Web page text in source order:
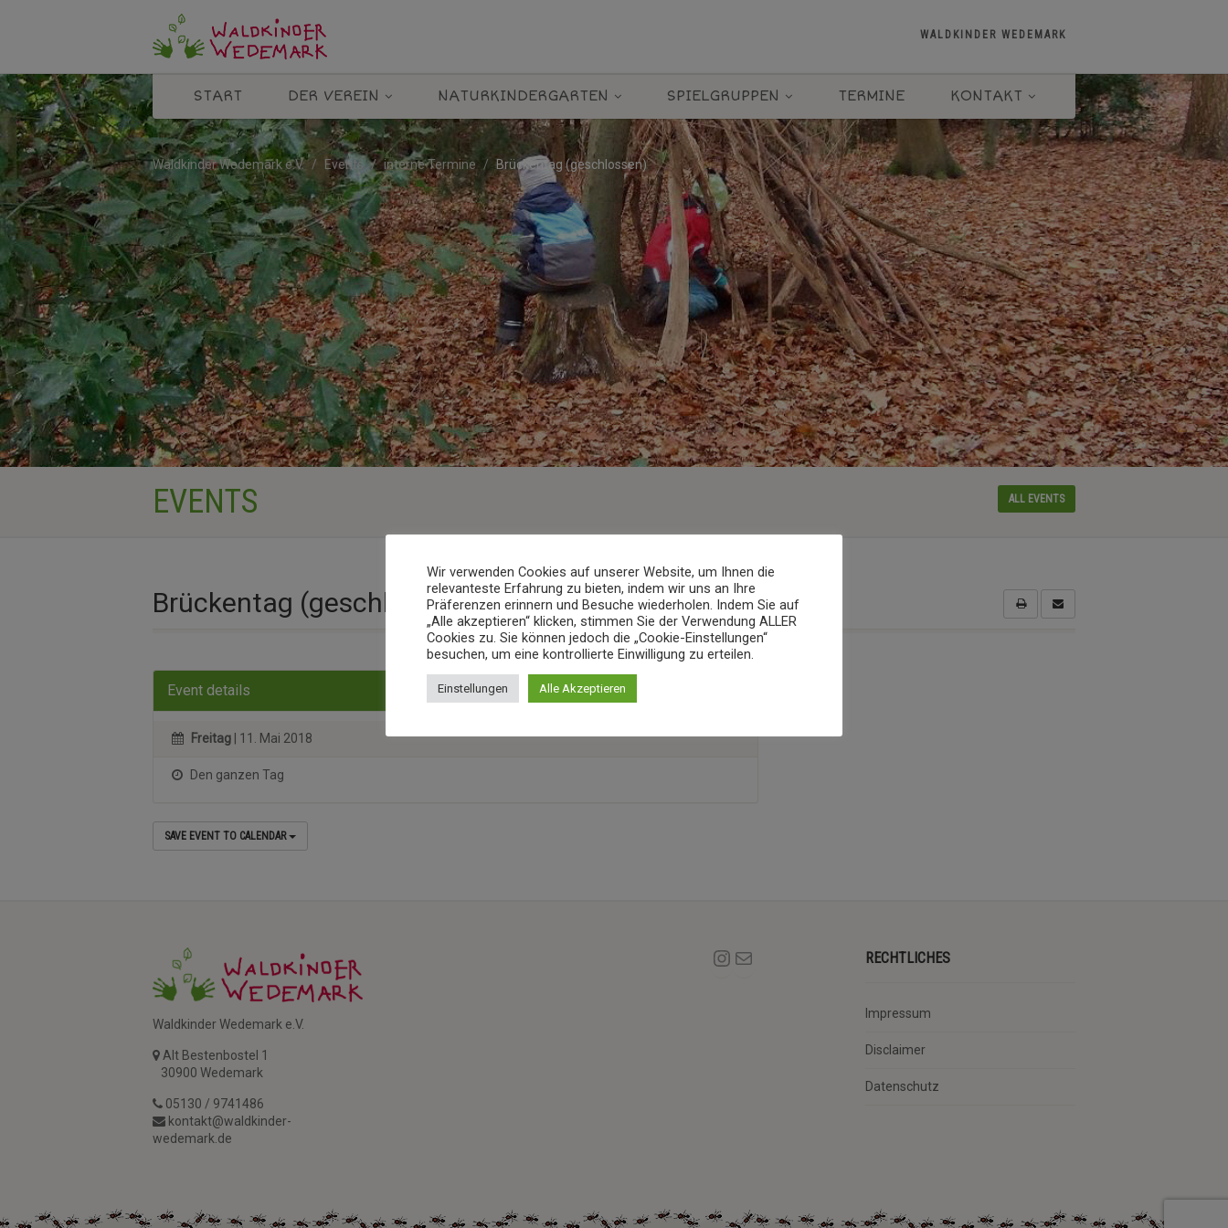
WALDKINDER WEDEMARK
START DER VEREIN NATURKINDERGARTEN SPIELGRUPPEN TERMINE KONTAKT
Waldkinder Wedemark e.V. Events interne Termine Brückentag (geschlossen)
EVENTS ALL EVENTS
Brückentag (geschlossen)
Event details
Freitag | 11. Mai 2018
Den ganzen Tag
SAVE EVENT TO CALENDAR
Waldkinder Wedemark e.V.
Alt Bestenbostel 1
30900 Wedemark
05130 / 9741486
kontakt@waldkinder-
wedemark.de
RECHTLICHES
Impressum
Disclaimer
Datenschutz
Wir verwenden Cookies auf unserer Website, um Ihnen die
relevanteste Erfahrung zu bieten, indem wir uns an Ihre
Präferenzen erinnern und Besuche wiederholen. Indem Sie auf
„Alle akzeptieren“ klicken, stimmen Sie der Verwendung ALLER
Cookies zu. Sie können jedoch die „Cookie-Einstellungen“
besuchen, um eine kontrollierte Einwilligung zu erteilen.
Einstellungen Alle Akzeptieren